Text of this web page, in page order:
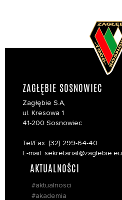
ZAGŁĘBIE SOSNOWIEC
Zagłębie S.A,
ul. Kresowa 1
41-200 Sosnowiec
Tel/Fax: (32) 299-64-40
E-mail: sekretariat@zaglebie.eu
AKTUALNOŚCI
#aktualnosci
#akademia